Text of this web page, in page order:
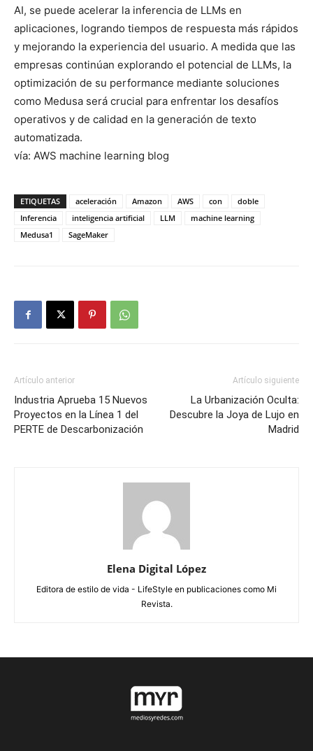
AI, se puede acelerar la inferencia de LLMs en
aplicaciones, logrando tiempos de respuesta más rápidos
y mejorando la experiencia del usuario. A medida que las
empresas continúan explorando el potencial de LLMs, la
optimización de su performance mediante soluciones
como Medusa será crucial para enfrentar los desafíos
operativos y de calidad en la generación de texto
automatizada.
vía: AWS machine learning blog
ETIQUETAS aceleración Amazon AWS con
doble
Inferencia
inteligencia artificial LLM
machine learning
Medusa1
SageMaker
Artículo anterior
Industria Aprueba 15 Nuevos
Proyectos en la Línea 1 del
PERTE de Descarbonización
Artículo siguiente
La Urbanización Oculta:
Descubre la Joya de Lujo en
Madrid
Elena Digital López
Editora de estilo de vida - LifeStyle en publicaciones como Mi
Revista.